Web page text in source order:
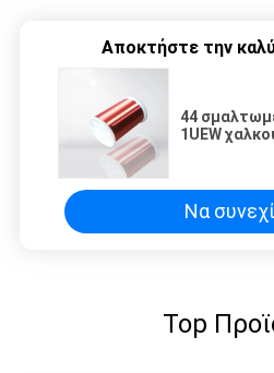
Αποκτήστε την
44
1UEW
Να
Top